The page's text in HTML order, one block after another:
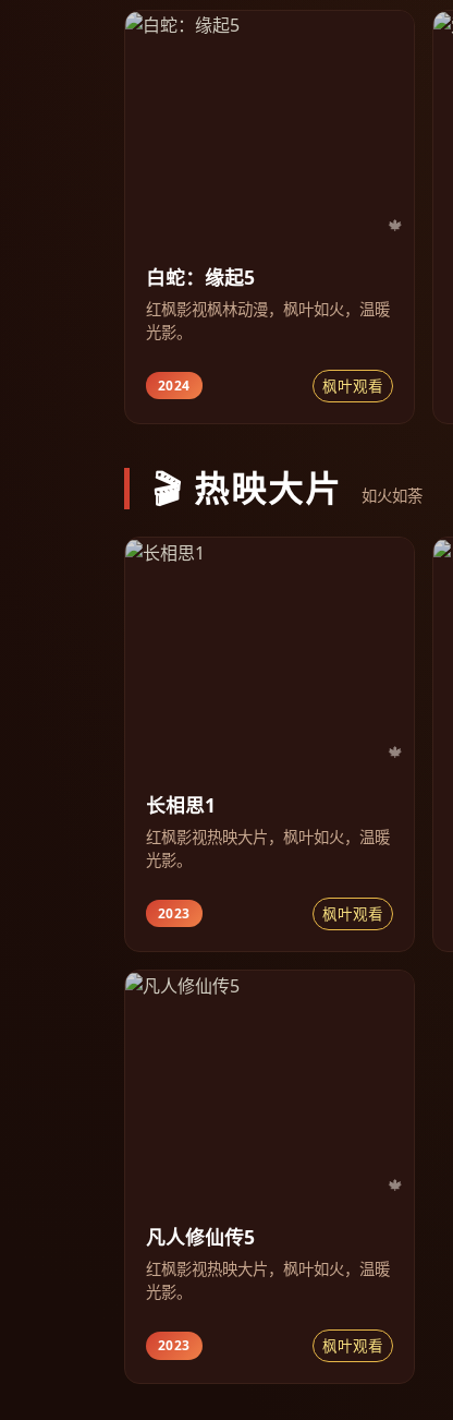
白蛇：缘起5
红枫影视枫林动漫，枫叶如火，温暖
光影。
2024 枫叶观看
🎬 热映大片 如火如荼
长相思1
红枫影视热映大片，枫叶如火，温暖
光影。
2023 枫叶观看
凡人修仙传5
红枫影视热映大片，枫叶如火，温暖
光影。
2023 枫叶观看